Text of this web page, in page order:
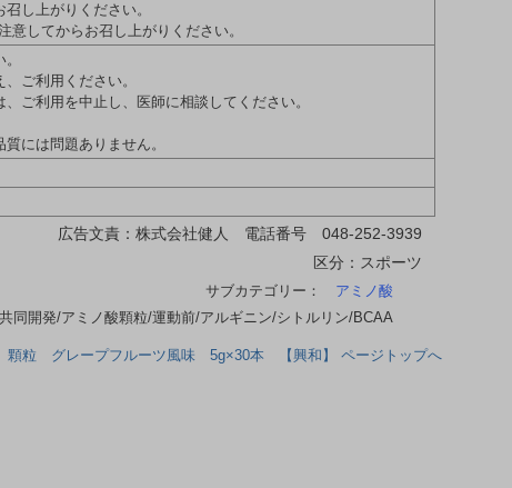
し上がりください。
してからお召し上がりください。
ご利用ください。
ご利用を中止し、医師に相談してください。
には問題ありません。
広告文責：株式会社健人 電話番号 048-252-3939
区分：スポーツ
サブカテゴリー： アミノ酸
同開発/アミノ酸顆粒/運動前/アルギニン/シトルリン/BCAA
粒 グレープフルーツ風味 5g×30本 【興和】 ページトップへ